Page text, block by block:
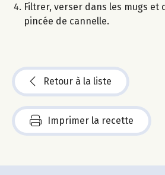
Filtrer, verser dans les mugs et
pincée de cannelle.
Retour à la liste
Imprimer la recette